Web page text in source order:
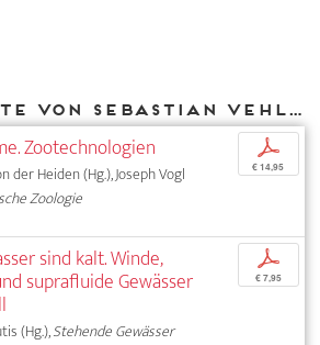
Weitere Texte von Sebastian Vehlken bei DIAPHANES
Zootechnologien
der Heiden (Hg.), Joseph Vogl
Zoologie
p
€ 14,95
sind kalt. Winde,
suprafluide Gewässer
(Hg.),Stehende Gewässer
p
€ 7,95